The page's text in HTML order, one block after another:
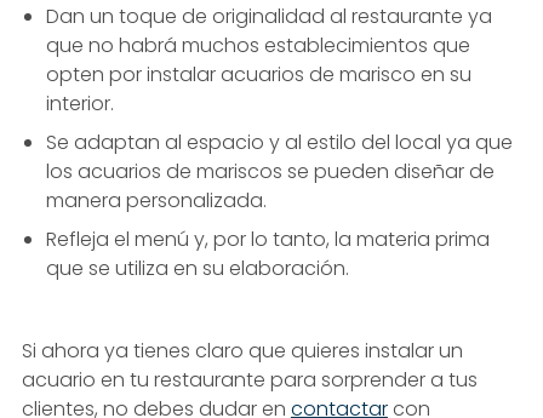
Dan un toque de originalidad al restaurante ya
que no habrá muchos establecimientos que
opten por instalar acuarios de marisco en su
interior.
Se adaptan al espacio y al estilo del local ya que
los acuarios de mariscos se pueden diseñar de
manera personalizada.
Refleja el menú y, por lo tanto, la materia prima
que se utiliza en su elaboración.
Si ahora ya tienes claro que quieres instalar un
acuario en tu restaurante para sorprender a tus
clientes, no debes dudar en contactarcon